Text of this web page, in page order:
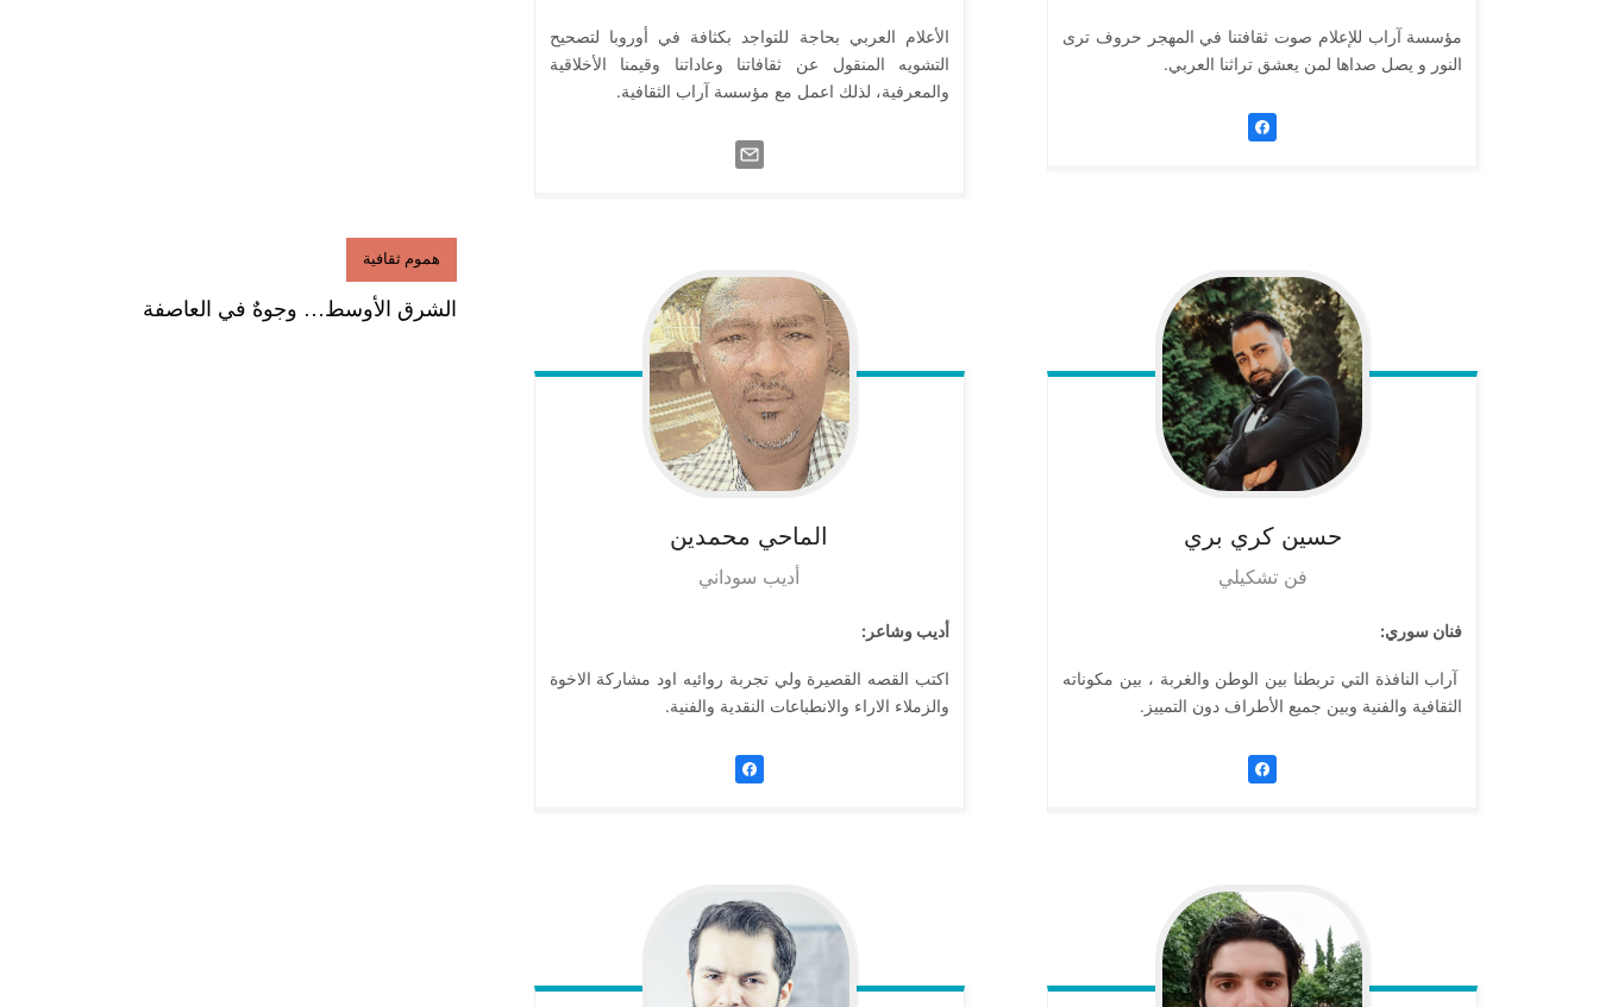
الأعلام العربي بحاجة للتواجد بكثافة في أوروبا لتصحيح
التشويه المنقول عن ثقافاتنا وعاداتنا وقيمنا الأخلاقية
والمعرفية، لذلك اعمل مع مؤسسة آراب الثقافية.
مؤسسة آراب للإعلام صوت ثقافتنا في المهجر حروف ترى
النور و يصل صداها لمن يعشق تراثنا العربي.
الماحي محمدين
أديب سوداني
أديب وشاعر:
اكتب القصه القصيرة ولي تجربة روائيه اود مشاركة الاخوة
والزملاء الاراء والانطباعات النقدية والفنية.
حسينكري بري
فن تشكيلي
فنان سوري:
آراب النافذة التي تربطنا بين الوطن والغربة ، بين مكوناته
الثقافية والفنية وبين جميع الأطراف دون التمييز.
هموم ثقافية
الشرق الأوسط… وجوهٌ في العاصفة